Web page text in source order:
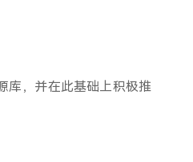
库，并在此基础上积极推